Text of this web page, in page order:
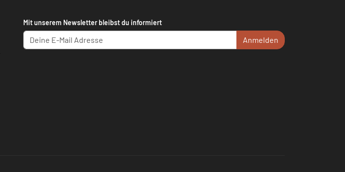
Mit unserem Newsletter bleibst du informiert
Anmelden